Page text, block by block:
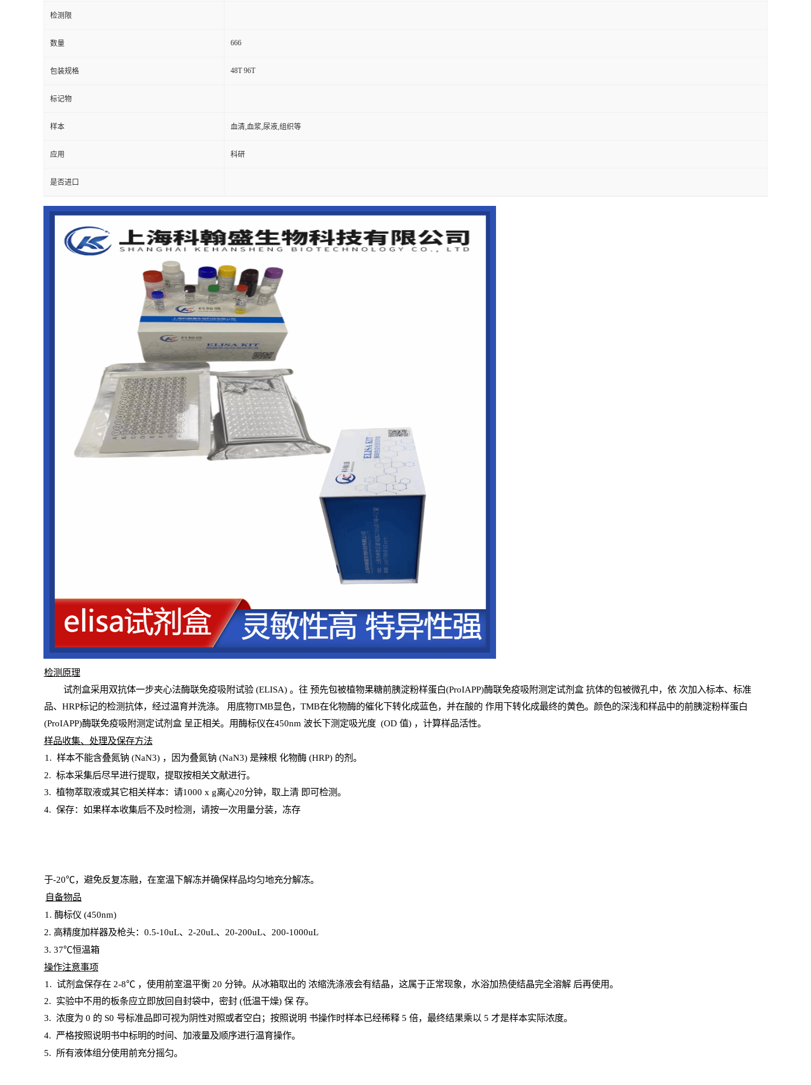
检测限
数量 666
包装规格 48T 96T
标记物
样本 血清,血浆,尿液,组织等
应用 科研
是否进口
检测原理
试剂盒采用双抗体一步夹心法酶联免疫吸附试验(ELISA) 。往 预先包被植物果糖前胰淀粉样蛋白(ProIAPP)酶联免疫吸附测定试剂盒抗体的包被微孔中，依 次加入标本、标准
品、 HRP标记的检测抗体，经过温育并洗涤。 用底物TMB显色， TMB在化物酶的催化下转化成蓝色，并在酸的 作用下转化成最终的黄色。颜色的深浅和样品中的前胰淀粉样蛋白
(ProIAPP)酶联免疫吸附测定试剂盒呈正相关。用酶标仪在450nm 波长下测定吸光度 (OD 值) ，计算样品活性。
样品收集、处理及保存方法
1 . 样本不能含叠氮钠(NaN3) ，因为叠氮钠 (NaN3) 是辣根 化物酶(HRP) 的剂。
2. 标本采集后尽早进行提取，提取按相关文献进行。
3. 植物萃取液或其它相关样本：请1000 x g离心20分钟，取上清 即可检测。
4. 保存：如果样本收集后不及时检测，请按一次用量分装，冻存
于-20℃，避免反复冻融，在室温下解冻并确保样品均匀地充分解冻。
自备物品
1 . 酶标仪 (450nm)
2. 高精度加样器及枪头： 0.5-10uL、 2-20uL、 20-200uL、 200-1000uL
3. 37℃恒温箱
操作注意事项
1. 试剂盒保存在 2-8℃ ，使用前室温平衡 20 分钟。从冰箱取出的 浓缩洗涤液会有结晶，这属于正常现象，水浴加热使结晶完全溶解 后再使用。
2. 实验中不用的板条应立即放回自封袋中，密封(低温干燥) 保 存。
3. 浓度为 0 的 S0 号标准品即可视为阴性对照或者空白；按照说明 书操作时样本已经稀释5 倍，最终结果乘以 5 才是样本实际浓度。
4. 严格按照说明书中标明的时间、加液量及顺序进行温育操作。
5. 所有液体组分使用前充分摇匀。